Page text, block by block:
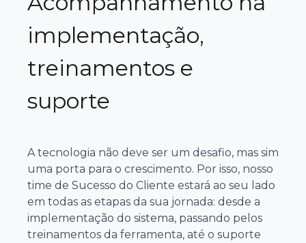
implementação,
treinamentos e
suporte
A tecnologia não deve ser um desafio, mas sim
uma porta para o crescimento. Por isso, nosso
time de Sucesso do Cliente estará ao seu lado
em todas as etapas da sua jornada: desde a
implementação do sistema, passando pelos
treinamentos da ferramenta, até o suporte